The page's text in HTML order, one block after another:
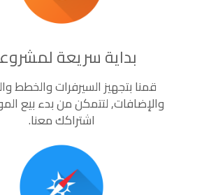
بداية سريعة
قمنا بتجهيز السيرفرات والخطط
والإضافات, لتتمكن من بدء بيع
اشتراكك معنا.